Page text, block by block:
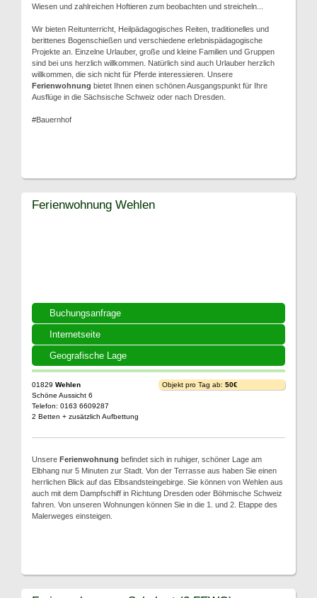
Wiesen und zahlreichen Hoftieren zum beobachten und streicheln...
Wir bieten Reitunterricht, Heilpädagogisches Reiten, traditionelles und
berittenes Bogenschießen und verschiedene erlebnispädagogische
Projekte an. Einzelne Urlauber, große und kleine Familien und Gruppen
sind bei uns herzlich willkommen. Natürlich sind auch Urlauber herzlich
willkommen, die sich nicht für Pferde interessieren. Unsere
Ferienwohnung bietet Ihnen einen schönen Ausgangspunkt für Ihre
Ausflüge in die Sächsische Schweiz oder nach Dresden.
#Bauernhof
Buchungsanfrage
Internetseite
Geografische Lage
Ferienwohnung Wehlen
01829 Wehlen
Schöne Aussicht 6
Telefon: 0163 6609287
2 Betten + zusätzlich Aufbettung
Objekt pro Tag ab: 50€
Unsere Ferienwohnung befindet sich in ruhiger, schöner Lage am
Elbhang nur 5 Minuten zur Stadt. Von der Terrasse aus haben Sie einen
herrlichen Blick auf das Elbsandsteingebirge. Sie können von Wehlen aus
auch mit dem Dampfschiff in Richtung Dresden oder Böhmische Schweiz
fahren. Von unseren Wohnungen können Sie in die 1. und 2. Etappe des
Malerweges einsteigen.